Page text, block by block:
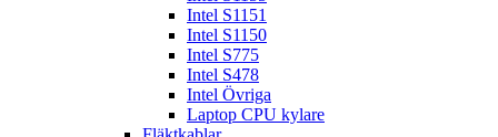
Intel S1151
Intel S1150
Intel S775
Intel S478
Intel Övriga
Laptop CPU kylare